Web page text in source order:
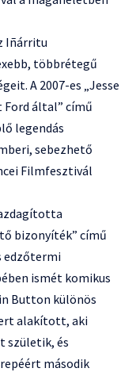
Iñárritu
többrétegű
A 2007-es „Jesse
által” című
legendás
sebezhető
Filmfesztivál
bizonyíték” című
edzőtermi
ismét komikus
Button különös
alakított, aki
születik, és
második